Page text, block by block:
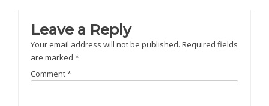
Leave a Reply
Your email address will not be published. Required fields
are marked *
Comment*